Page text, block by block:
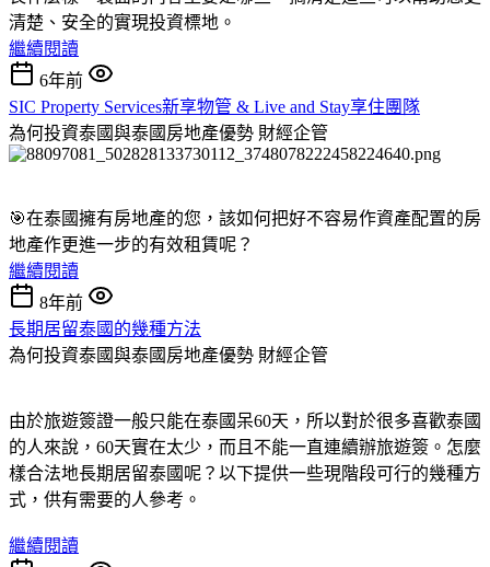
清楚、安全的實現投資標地。
繼續閱讀
6年前
SIC Property Services新享物管 & Live and Stay享住團隊
為何投資泰國與泰國房地產優勢 財經企管
🎯在泰國擁有房地產的您，該如何把好不容易作資產配置的房
地產作更進一步的有效租賃呢？
繼續閱讀
8年前
長期居留泰國的幾種方法
為何投資泰國與泰國房地產優勢 財經企管
由於旅遊簽證一般只能在泰國呆60天，所以對於很多喜歡泰國
的人來說，60天實在太少，而且不能一直連續辦旅遊簽。怎麼
樣合法地長期居留泰國呢？以下提供一些現階段可行的幾種方
式，供有需要的人參考。
繼續閱讀